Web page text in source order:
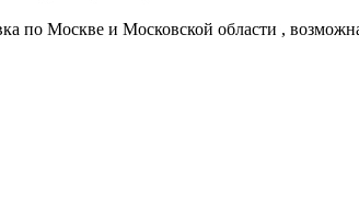
по Москве и Московской области ,